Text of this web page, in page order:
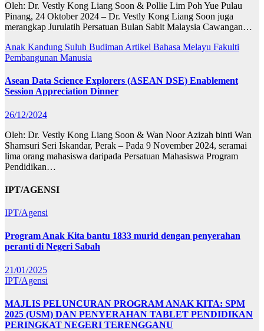
Oleh: Dr. Vestly Kong Liang Soon & Pollie Lim Poh Yue Pulau
Pinang, 24 Oktober 2024 – Dr. Vestly Kong Liang Soon juga
merangkap Jurulatih Persatuan Bulan Sabit Malaysia Cawangan…
Anak Kandung Suluh Budiman Artikel Bahasa Melayu Fakulti
Pembangunan Manusia
Asean Data Science Explorers (ASEAN DSE) Enablement
Session Appreciation Dinner
26/12/2024
Oleh: Dr. Vestly Kong Liang Soon & Wan Noor Azizah binti Wan
Shamsuri Seri Iskandar, Perak – Pada 9 November 2024, seramai
lima orang mahasiswa daripada Persatuan Mahasiswa Program
Pendidikan…
IPT/AGENSI
IPT/Agensi
Program Anak Kita bantu 1833 murid dengan penyerahan
peranti di Negeri Sabah
21/01/2025
IPT/Agensi
MAJLIS PELUNCURAN PROGRAM ANAK KITA: SPM
2025 (USM) DAN PENYERAHAN TABLET PENDIDIKAN
PERINGKAT NEGERI TERENGGANU